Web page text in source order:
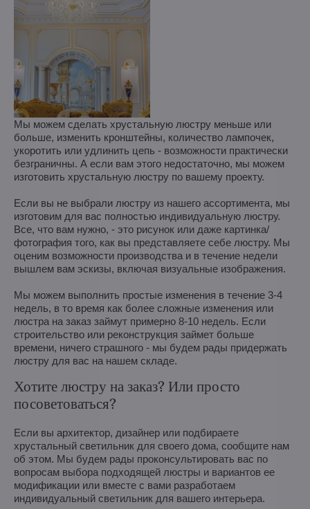
Мы можем сделать хрустальную люстру меньше или
больше, изменить кронштейны, количество лампочек,
укоротить или удлинить цепь - возможности практически
безграничны. А если вам этого недостаточно, мы можем
изготовить хрустальную люстру по вашему проекту.
Если вы не выбрали люстру из нашего ассортимента, мы
изготовим для вас полностью индивидуальную люстру.
Все, что вам нужно, - это рисунок или даже картинка/
фотография того, как вы представляете себе люстру. Мы
оценим возможности производства и в течение недели
вышлем вам эскизы, включая визуальные изображения.
Мы можем выполнить простые изменения в течение 3-4
недель, в то время как более сложные изменения или
люстра на заказ займут примерно 8-10 недель. Если
строительство или реконструкция займет больше
времени, ничего страшного - мы будем рады придержать
люстру для вас на нашем складе.
Хотите люстру на заказ? Или просто
посоветоваться?
Если вы архитектор, дизайнер или подбираете
хрустальный светильник для своего дома, сообщите нам
об этом. Мы будем рады проконсультировать вас по
вопросам выбора подходящей люстры и вариантов ее
модификации или вместе с вами разработаем
индивидуальный светильник для вашего интерьера.